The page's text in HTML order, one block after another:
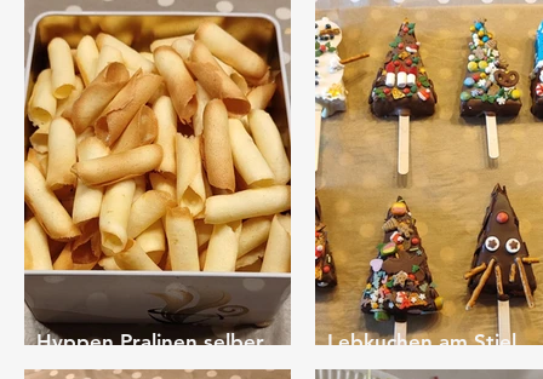
Hyppen Pralinen selber
machen
Lebkuchen am Stiel
verzieren